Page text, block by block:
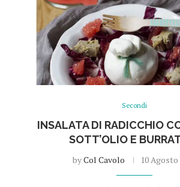
Secondi
INSALATA DI RADICCHIO
SOTT’OLIO E
byCol Cavolo 10 Agosto